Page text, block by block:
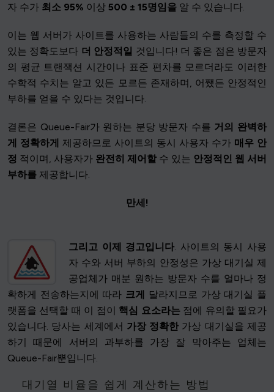
자 수가 최소 95% 이상 500 ± 15명임을 알 수 있습니다.
이는 웹 서버가 사이트를 사용하는 사람들의 수를 측정할 수
있는 정확도보다 더 안정적일 것입니다! 더 좋은 점은 방문자
의 평균 트랜잭션 시간이나 표준 편차를 모르더라도 이러한
수학적 수치는 알고 있든 모르든 존재하며, 어쨌든 안정적인
부하를 얻을 수 있다는 것입니다.
결론은 Queue-Fair가 원하는 분당 방문자 수를 거의 완벽하
게 정확하게 제공하므로 사이트의 동시 사용자 수가 매우 안
정 적이며, 사용자가 완전히 제어할 수 있는 안정적인 웹 서버
부하를 제공합니다.
만세!
그리고 이제 경고입니다. 사이트의 동시 사용
자 수와 서버 부하의 안정성은 가상 대기실 제
공업체가 매분 원하는 방문자 수를 얼마나 정
확하게 전송하는지에 따라 크게 달라지므로 가상 대기실 플
랫폼을 선택할 때 이 점이 핵심 요소라는점에 유의할 필요가
있습니다. 당사는 세계에서 가장 정확한 가상 대기실을 제공
하기 때문에 서버의 과부하를 가장 잘 막아주는 업체는
Queue-Fair뿐입니다.
대기열 비율을 쉽게 계산하는 방법